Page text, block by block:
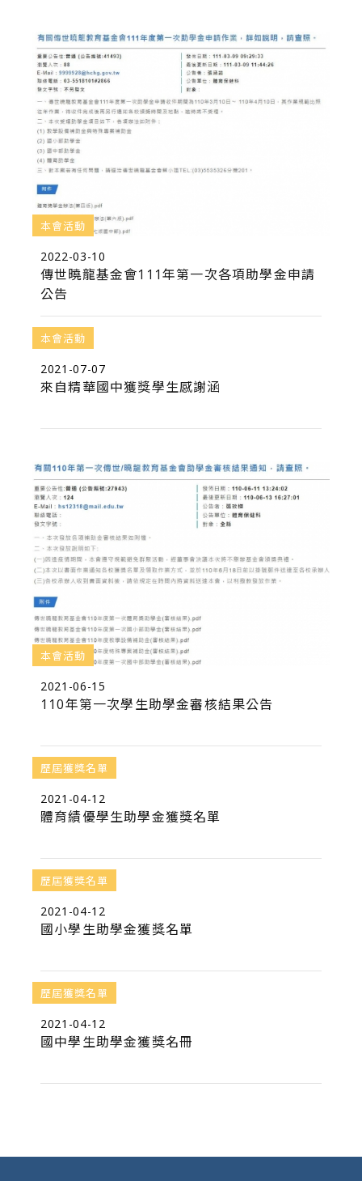
2022-03-10
本會活動
傳世曉龍基金會111年第一次各項助學金申請
公告
2021-07-07
本會活動
來自精華國中獲獎學生感謝涵
2021-06-15
本會活動
110年第一次學生助學金審核結果公告
2021-04-12
歷屆獲獎名單
體育績優學生助學金獲獎名單
2021-04-12
歷屆獲獎名單
國小學生助學金獲獎名單
2021-04-12
歷屆獲獎名單
國中學生助學金獲獎名冊